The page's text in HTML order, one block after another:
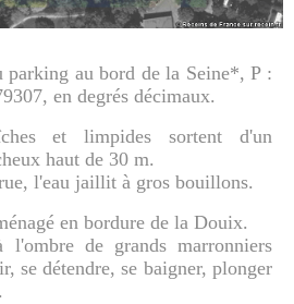
parking au bord de la Seine*, P :
en degrés décimaux.
et limpides sortent d'un
haut de 30 m.
l'eau jaillit à gros bouillons.
en bordure de la Douix.
de grands marronniers
se détendre, se baigner, plonger